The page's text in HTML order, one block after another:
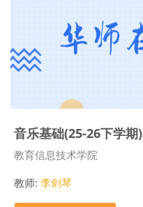
音乐基础(25-26下学期)
课程类别
教育信息技术学院
教师: 李剑琴